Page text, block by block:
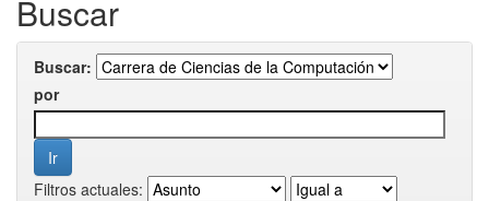
Buscar
Buscar:
por
Filtros actuales: